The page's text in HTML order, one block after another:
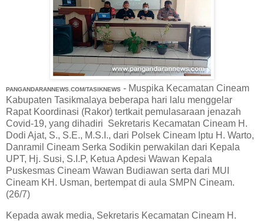
PANGANDARANNEWS.COM/TASIKNEWS - Muspika Kecamatan Cineam
Kabupaten Tasikmalaya beberapa hari lalu menggelar
Rapat Koordinasi (Rakor) tertkait pemulasaraan jenazah
Covid-19, yang dihadiri Sekretaris Kecamatan Cineam H.
Dodi Ajat, S., S.E., M.S.I., dari Polsek Cineam Iptu H. Warto,
Danramil Cineam Serka Sodikin perwakilan dari Kepala
UPT, Hj. Susi, S.I.P, Ketua Apdesi Wawan Kepala
Puskesmas Cineam Wawan Budiawan serta dari MUI
Cineam KH. Usman, bertempat di aula SMPN Cineam.
(26/7)
Kepada awak media, Sekretaris Kecamatan Cineam H.